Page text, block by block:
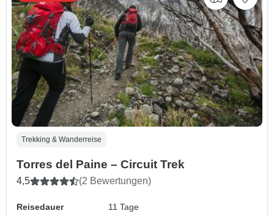
Trekking & Wanderreise
Torres del Paine – Circuit Trek
4,5 (2 Bewertungen)
Reisedauer
11 Tage